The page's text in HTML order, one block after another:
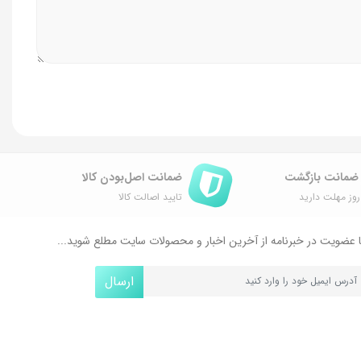
مهلت دارید
ضمانت اصل‌بودن کالا
تایید اصالت کالا
عضویت در خبرنامه از آخرین اخبار و محصولات سایت مطلع شوید...
ارسال